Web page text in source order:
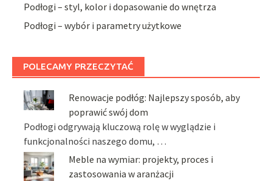
Podłogi – styl, kolor i dopasowanie do wnętrza
Podłogi – wybór i parametry użytkowe
POLECAMY PRZECZYTAĆ
Renowacje podłóg: Najlepszy sposób, aby
poprawić swój dom
Podłogi odgrywają kluczową rolę w wyglądzie i
funkcjonalności naszego domu, …
Meble na wymiar: projekty, proces i
zastosowania w aranżacji